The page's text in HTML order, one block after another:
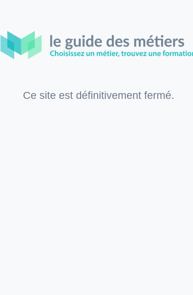
Ce site est définitivement fermé.